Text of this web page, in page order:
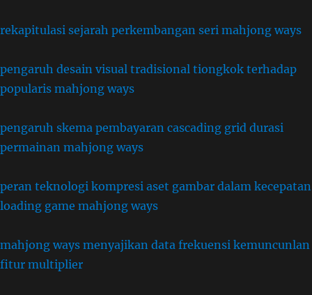
rekapitulasi sejarah perkembangan seri mahjong ways
pengaruh desain visual tradisional tiongkok terhadap
popularis mahjong ways
pengaruh skema pembayaran cascading grid durasi
permainan mahjong ways
peran teknologi kompresi aset gambar dalam kecepatan
loading game mahjong ways
mahjong ways menyajikan data frekuensi kemuncunlan
fitur multiplier